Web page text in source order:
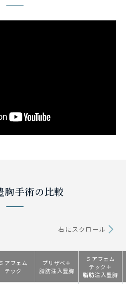
胸手術の比較
右にスクロール
ミアフェム
テック
プリザベ＋
脂肪注入豊胸
ミアフェム
テック＋
脂肪注入豊胸